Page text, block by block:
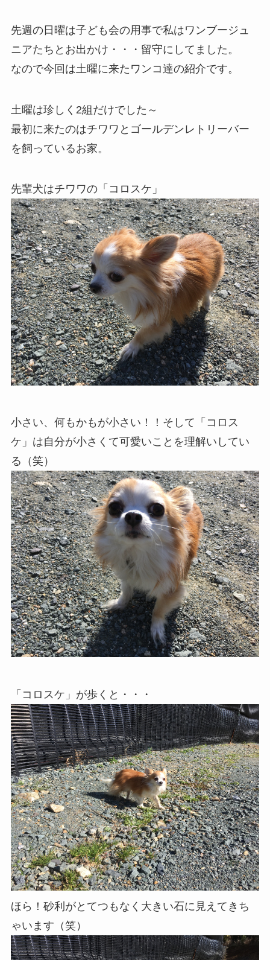
先週の日曜は子ども会の用事で私はワンブージュ
ニアたちとお出かけ・・・留守にしてました。
なので今回は土曜に来たワンコ達の紹介です。
土曜は珍しく2組だけでした～
最初に来たのはチワワとゴールデンレトリーバー
を飼っているお家。
先輩犬はチワワの「コロスケ」
小さい、何もかもが小さい！！そして「コロス
ケ」は自分が小さくて可愛いことを理解いしてい
る（笑）
「コロスケ」が歩くと・・・
ほら！砂利がとてつもなく大きい石に見えてきち
ゃいます（笑）